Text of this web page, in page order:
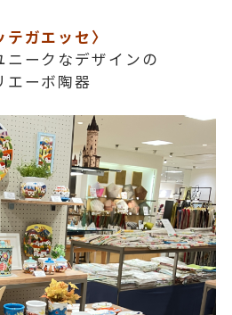
テガエッセ〉
ニークなデザインの
エーボ陶器